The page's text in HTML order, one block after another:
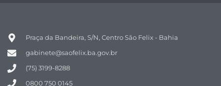
Praça da Bandeira, S/N, Centro São Felix - Bahia
gabinete@saofelix.ba.gov.br
(75) 3199-8288
0800 750 0145